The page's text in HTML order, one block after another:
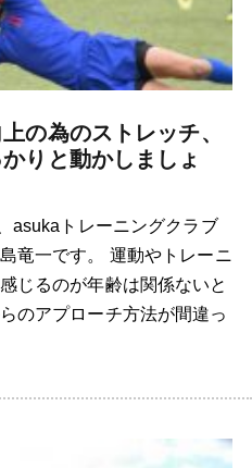
の為のストレッチ、
りと動かしましょ
asukaトレーニングクラブ
竜一です。 運動やトレーニ
じるのが年齢は関係ないと
のアプローチ方法が間違っ